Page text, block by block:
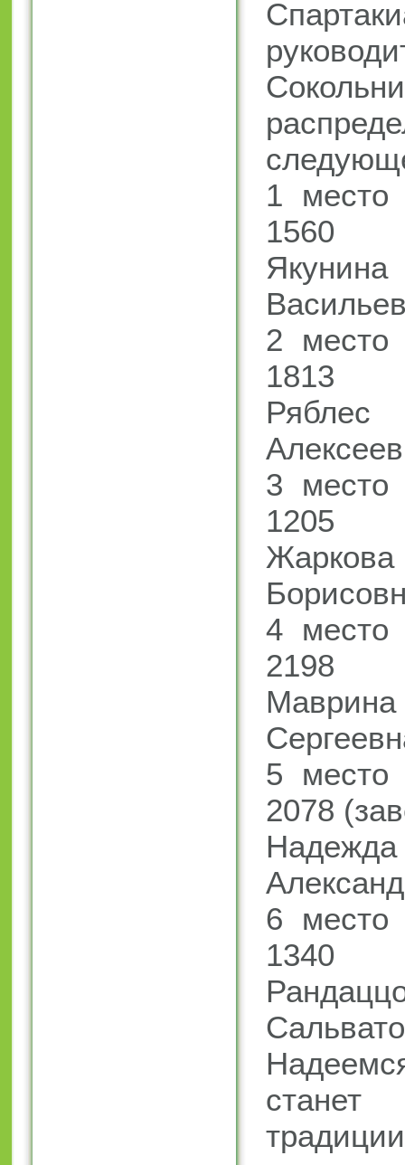
1 место
1560
2 место
1813
3 место
1205
4 место
2198
5 место
2078
Надежда
6 место
1340